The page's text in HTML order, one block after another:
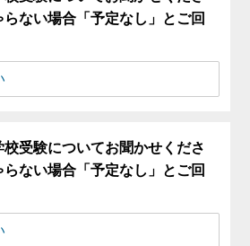
ない場合「予定なし」とご回
受験についてお聞かせくださ
ない場合「予定なし」とご回